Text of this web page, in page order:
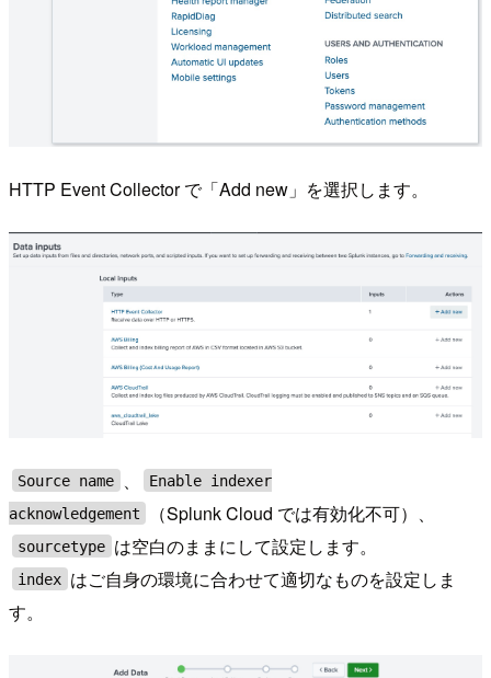
HTTP Event Collector で「Add new」を選択します。
Source name 、
Enable indexer
acknowledgement
（Splunk Cloud では有効化不可）、
sourcetype は空白のままにして設定します。
index はご自身の環境に合わせて適切なものを設定しま
す。